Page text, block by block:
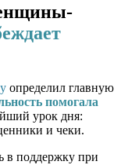
определил главную
помогала
урок дня:
и чеки.
в поддержку при